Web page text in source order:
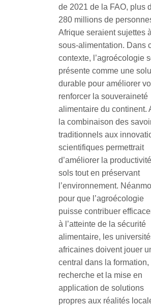
de 2021 de la FAO, plus
280 millions de
Afrique seraient sujettes
sous-alimentation. Dans
contexte, l’agroécologie
présente comme une
durable pour améliorer
renforcer la souveraineté
alimentaire du continent.
la combinaison des
traditionnels aux
scientifiques permettrait
d’améliorer la
sols tout en préservant
l’environnement.
pour que l’agroécologie
puisse contribuer
à l’atteinte de la sécurité
alimentaire, les
africaines doivent jouer
central dans la formation,
recherche et la mise en
application de solutions
propres aux réalités